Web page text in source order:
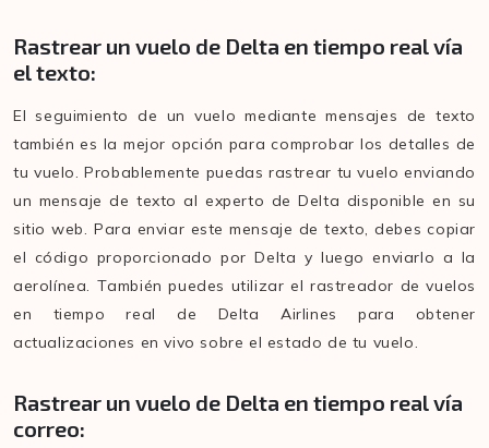
Rastrear un vuelo de Delta en tiempo real vía
el texto:
El seguimiento de un vuelo mediante mensajes de texto
también es la mejor opción para comprobar los detalles de
tu vuelo. Probablemente puedas rastrear tu vuelo enviando
un mensaje de texto al experto de Delta disponible en su
sitio web. Para enviar este mensaje de texto, debes copiar
el código proporcionado por Delta y luego enviarlo a la
aerolínea. También puedes utilizar el rastreador de vuelos
en tiempo real de Delta Airlines para obtener
actualizaciones en vivo sobre el estado de tu vuelo.
Rastrear un vuelo de Delta en tiempo real vía
correo: